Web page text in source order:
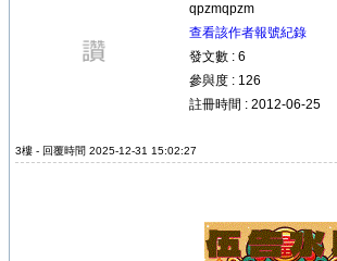
qpzmqpzm
查看該作者報號紀錄
發文數 : 6
參與度 : 126
註冊時間 : 2012-06-25
3樓 - 回覆時間 2025-12-31 15:02:27